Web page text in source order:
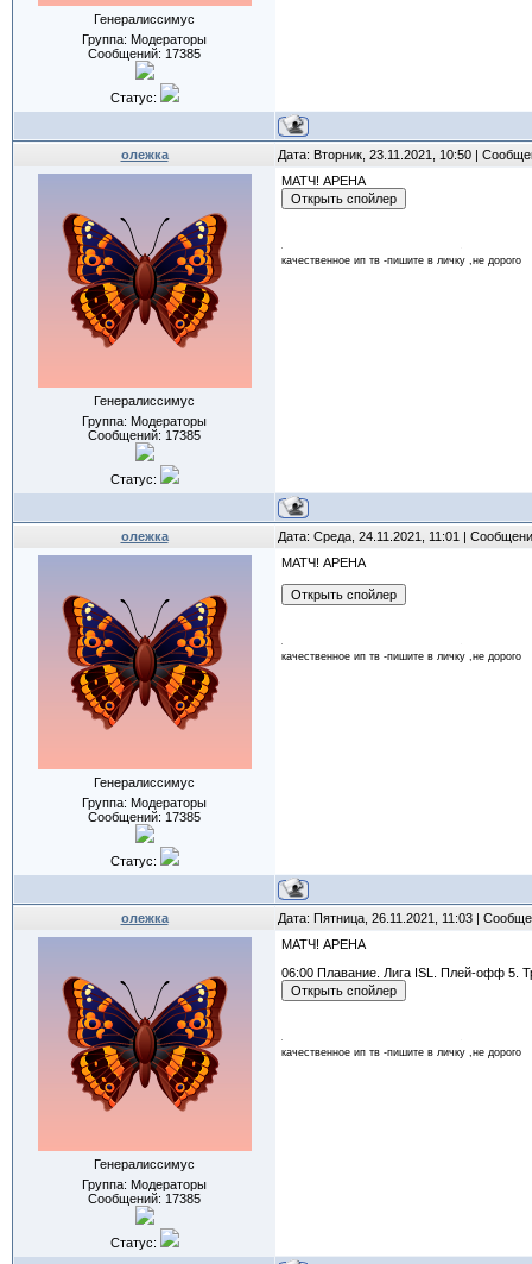
Генералиссимус
Группа: Модераторы
Сообщений: 17385
Статус:
олежка Дата: Вторник, 23.11.2021, 10:50 |
Генералиссимус
Группа: Модераторы
Сообщений: 17385
Статус:
МАТЧ! АРЕНА
качественное ип тв -пишите в личку ,не дорого
олежка Дата: Среда, 24.11.2021, 11:01 |
Генералиссимус
Группа: Модераторы
Сообщений: 17385
Статус:
МАТЧ! АРЕНА
качественное ип тв -пишите в личку ,не дорого
олежка Дата: Пятница, 26.11.2021, 11:03 |
Генералиссимус
Группа: Модераторы
Сообщений: 17385
Статус:
МАТЧ! АРЕНА
06:00 Плавание. Лига ISL. Плей-офф 5.
качественное ип тв -пишите в личку ,не дорого